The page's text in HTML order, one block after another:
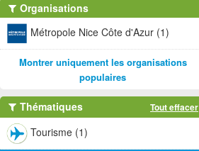
Organisations
Métropole Nice Côte d'Azur (1)
Montrer uniquement les organisations
populaires
Thématiques Tout effacer
Tourisme (1)